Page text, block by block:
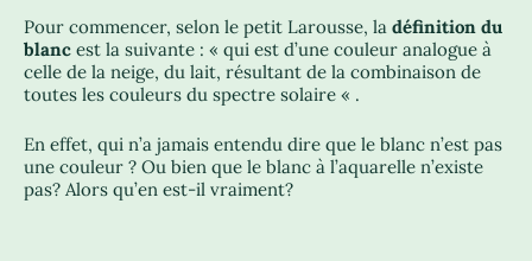
Pour commencer, selon le petit Larousse, la définition du
blanc est la suivante : « qui est d’une couleur analogue à
celle de la neige, du lait, résultant de la combinaison de
toutes les couleurs du spectre solaire « .
En effet, qui n’a jamais entendu dire que le blanc n’est pas
une couleur ? Ou bien que le blanc à l’aquarelle n’existe
pas? Alors qu’en est-il vraiment?